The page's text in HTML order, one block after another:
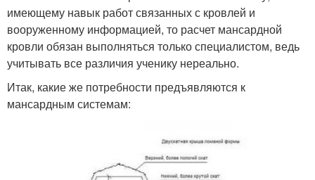
имеющему навык работ связанных с кровлей и
вооруженному информацией, то расчет мансардной
кровли обязан выполняться только специалистом, ведь
учитывать все различия ученику нереально.
Итак, какие же потребности предъявляются к
мансардным системам: